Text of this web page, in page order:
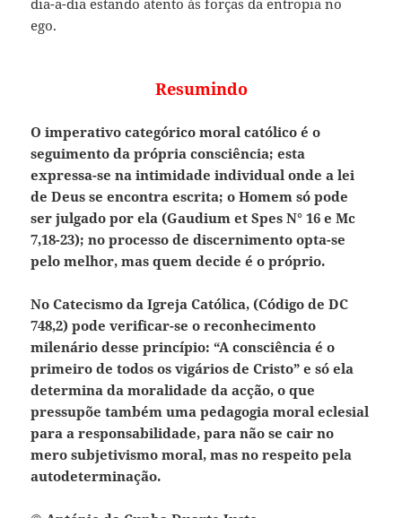
ego.
Resumindo
O imperativo categórico moral católico é o
seguimento da própria consciência; esta
expressa-se na intimidade individual onde a lei
de Deus se encontra escrita; o Homem só pode
ser julgado por ela (Gaudium et Spes N° 16 e Mc
7,18-23); no processo de discernimento opta-se
pelo melhor, mas quem decide é o próprio.
No Catecismo da Igreja Católica, (Código de DC
748,2) pode verificar-se o reconhecimento
milenário desse princípio: “A consciência é o
primeiro de todos os vigários de Cristo” e só ela
determina da moralidade da acção, o que
pressupõe também uma pedagogia moral eclesial
para a responsabilidade, para não se cair no
mero subjetivismo moral, mas no respeito pela
autodeterminação.